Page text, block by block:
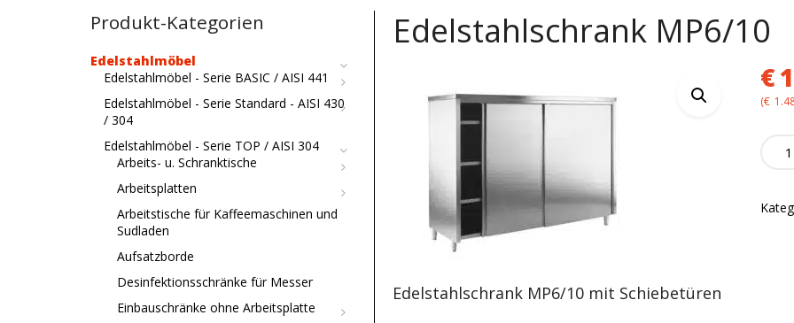
Edelstahlschrank MP6/10
€
(€
Edelstahlschrank MP6/10 mit Schiebetüren
Produkt-Kategorien
Edelstahlmöbel
Edelstahlmöbel - Serie BASIC / AISI 441
Edelstahlmöbel - Serie Standard - AISI 430
/ 304
Edelstahlmöbel - Serie TOP / AISI 304
Arbeits- u. Schranktische
Arbeitsplatten
Arbeitstische für Kaffeemaschinen und
Sudladen
Aufsatzborde
Desinfektionsschränke für Messer
Einbauschränke ohne Arbeitsplatte